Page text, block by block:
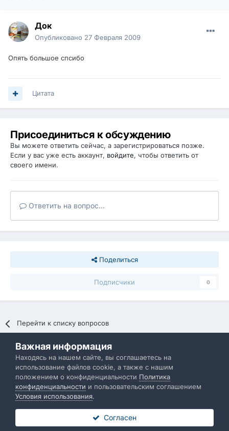
Док
Опубликовано 27 Февраля 2009
Опять большое спсибо
Цитата
Присоединиться к обсуждению
Вы можете ответить сейчас, а зарегистрироваться позже.
Если у вас уже есть аккаунт, войдите, чтобы ответить от
своего имени.
Ответить на вопрос...
Поделиться
Подписчики 0
Перейти к списку вопросов
Политика конфиденциальности Обратная связь
IBResource
Powered by Invision Community
Важная информация
Находясь на нашем сайте, вы соглашаетесь на
использование файлов cookie, а также с нашим
положением о конфиденциальности Политика
конфиденциальности и пользовательским соглашением
Условия использования.
Согласен